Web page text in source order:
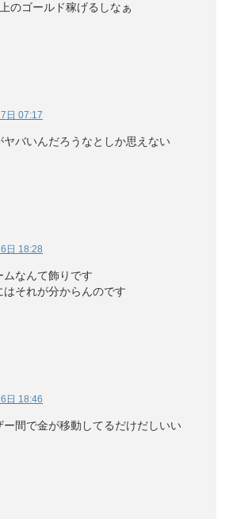
のゴールド稼げるしなぁ
日 07:17
ヤバいんだろうなとしか思えない
日 18:28
ムなんて飾りです
はそれが分からんのです
日 18:46
ー間で金が移動してるだけだしいい